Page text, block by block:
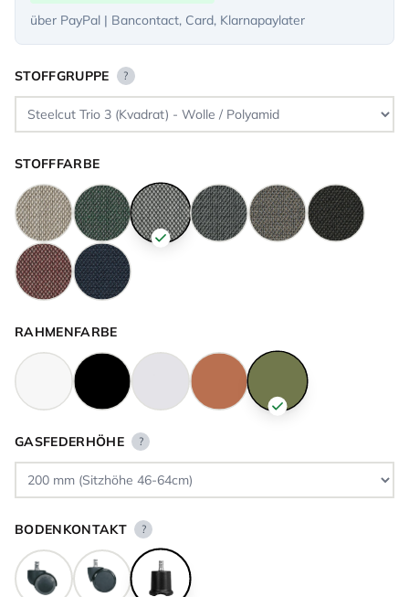
über PayPal | Bancontact, Card, Klarnapaylater
STOFFGRUPPE ?
STOFFFARBE
RAHMENFARBE
GASFEDERHÖHE ?
BODENKONTAKT ?